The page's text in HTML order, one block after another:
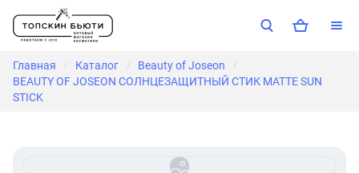
Главная / Каталог / Beauty of Joseon /
BEAUTY OF JOSEON CОЛНЦЕЗАЩИТНЫЙ СТИК MATTE SUN
STICK